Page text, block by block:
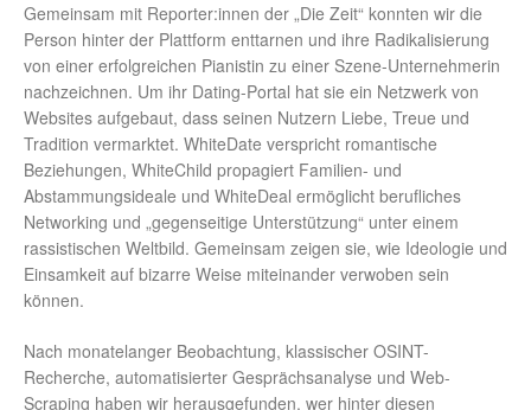
Gemeinsam mit Reporter:innen der „Die Zeit“ konnten wir die
Person hinter der Plattform enttarnen und ihre Radikalisierung
von einer erfolgreichen Pianistin zu einer Szene-Unternehmerin
nachzeichnen. Um ihr Dating-Portal hat sie ein Netzwerk von
Websites aufgebaut, dass seinen Nutzern Liebe, Treue und
Tradition vermarktet. WhiteDate verspricht romantische
Beziehungen, WhiteChild propagiert Familien- und
Abstammungsideale und WhiteDeal ermöglicht berufliches
Networking und „gegenseitige Unterstützung“ unter einem
rassistischen Weltbild. Gemeinsam zeigen sie, wie Ideologie und
Einsamkeit auf bizarre Weise miteinander verwoben sein
können.
Nach monatelanger Beobachtung, klassischer OSINT-
Recherche, automatisierter Gesprächsanalyse und Web-
Scraping haben wir herausgefunden, wer hinter diesen